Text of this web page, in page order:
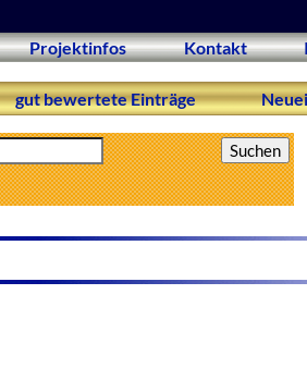
Projektinfos Kontakt
gut bewertete Einträge